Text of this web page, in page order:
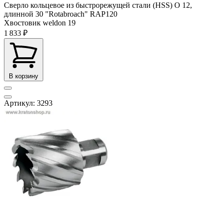
Сверло кольцевое из быстрорежущей стали (HSS) О 12,
длинной 30 "Rotabroach" RAP120
Хвостовик weldon 19
1 833 ₽
В корзину
Артикул: 3293